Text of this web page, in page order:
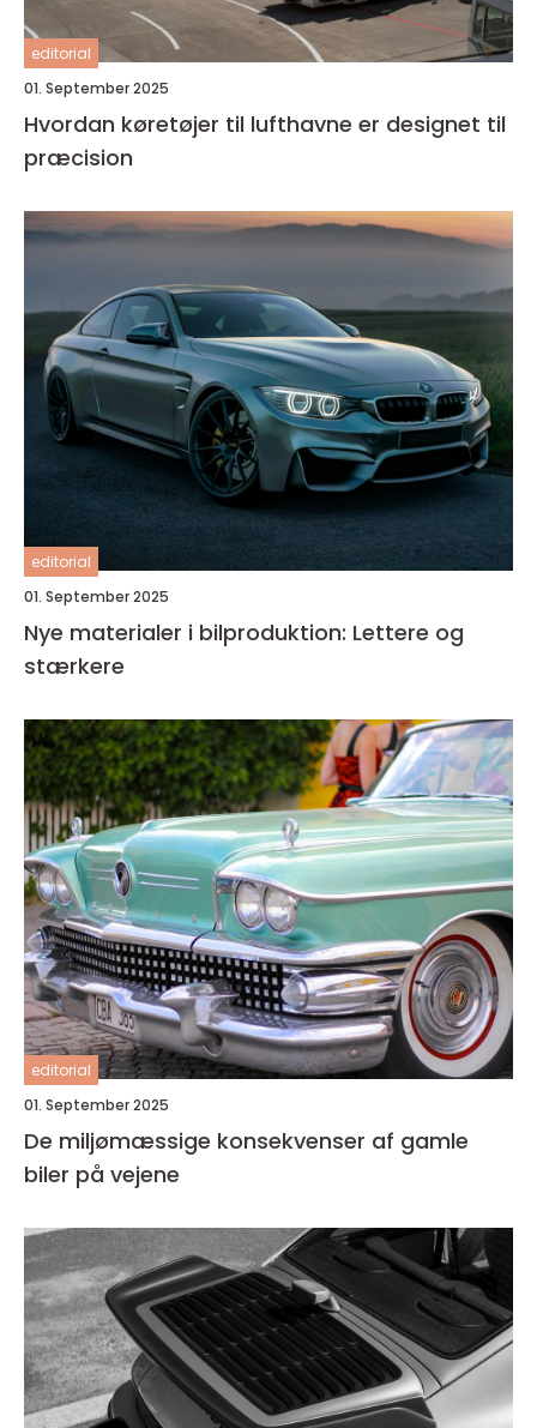
editorial
01. September 2025
Hvordan køretøjer til lufthavne er designet til
præcision
editorial
01. September 2025
Nye materialer i bilproduktion: Lettere og
stærkere
editorial
01. September 2025
De miljømæssige konsekvenser af gamle
biler på vejene